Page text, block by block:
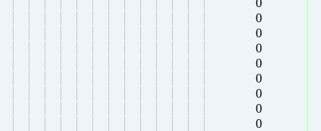
0
0
0
0
0
0
0
0
0